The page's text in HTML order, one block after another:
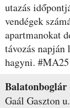
utazás
vendégek
apartmanokat
távozás
hagyni.
Balatonboglár
Gaál Gaszton